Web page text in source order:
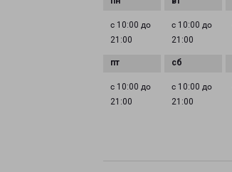
с 10:00 до
21:00
с 10:00 до
21:00
с 10:00 до
21:00
с 10:00 до
21:00